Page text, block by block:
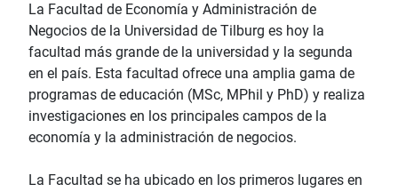
La Facultad de Economía y Administración de
Negocios de la Universidad de Tilburg es hoy la
facultad más grande de la universidad y la segunda
en el país. Esta facultad ofrece una amplia gama de
programas de educación (MSc, MPhil y PhD) y realiza
investigaciones en los principales campos de la
economía y la administración de negocios.
La Facultad se ha ubicado en los primeros lugares en